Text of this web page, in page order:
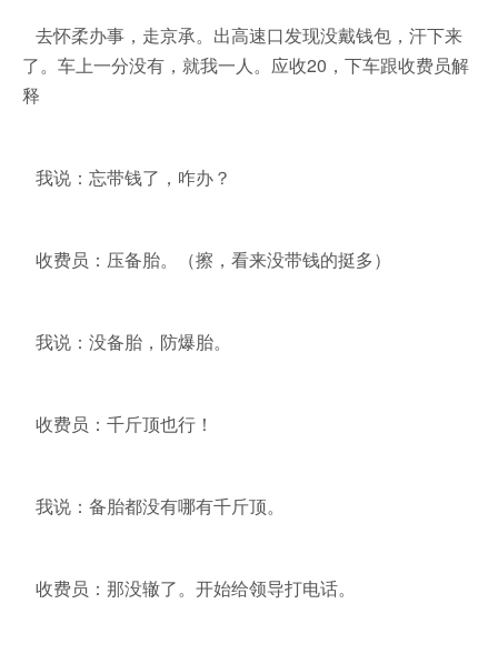
去怀柔办事，走京承。出高速口发现没戴钱包，汗下来
了。车上一分没有，就我一人。应收20，下车跟收费员解
释
我说：忘带钱了，咋办？
收费员：压备胎。（擦，看来没带钱的挺多）
我说：没备胎，防爆胎。
收费员：千斤顶也行！
我说：备胎都没有哪有千斤顶。
收费员：那没辙了。开始给领导打电话。